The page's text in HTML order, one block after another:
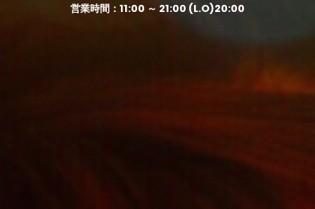
営業時間：11:00 ～ 21:00 (L.O)20:00